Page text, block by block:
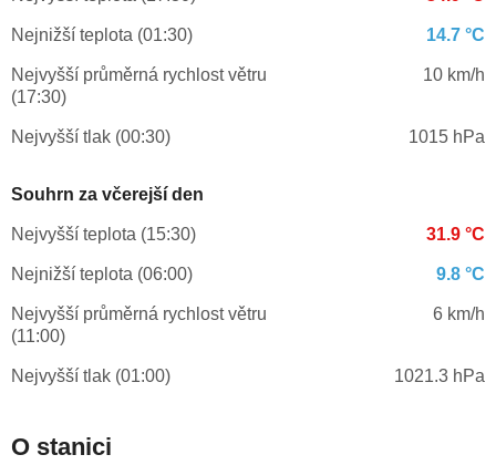
Nejnižší teplota (01:30) 14.7 °C
Nejvyšší průměrná rychlost větru
(17:30)
10 km/h
Nejvyšší tlak (00:30) 1015 hPa
Souhrn za včerejší den
Nejvyšší teplota (15:30) 31.9 °C
Nejnižší teplota (06:00) 9.8 °C
Nejvyšší průměrná rychlost větru
(11:00)
6 km/h
Nejvyšší tlak (01:00) 1021.3 hPa
O stanici